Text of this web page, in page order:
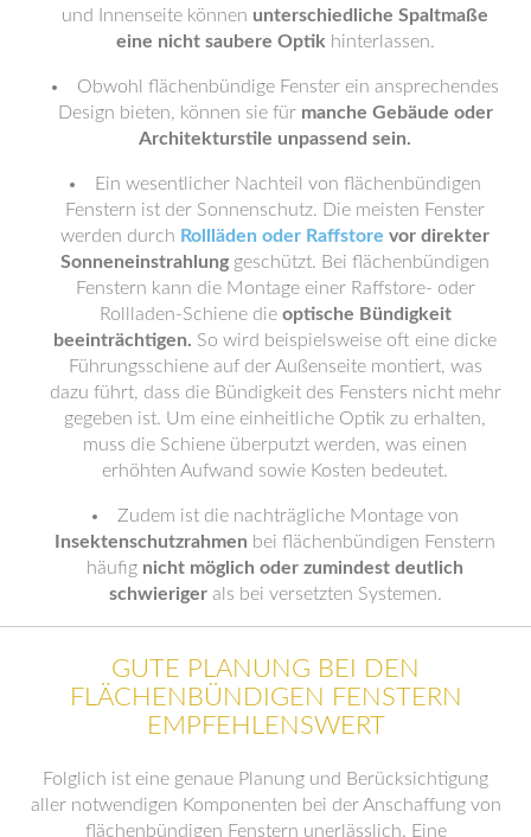
und Innenseite können unterschiedliche Spaltmaße
eine nicht saubere Optik hinterlassen.
Obwohl flächenbündige Fenster ein ansprechendes
Design bieten, können sie für manche Gebäude oder
Architekturstile unpassend sein.
Ein wesentlicher Nachteil von flächenbündigen
Fenstern ist der Sonnenschutz. Die meisten Fenster
werden durch Rollläden oder Raffstore vor direkter
Sonneneinstrahlung geschützt. Bei flächenbündigen
Fenstern kann die Montage einer Raffstore- oder
Rollladen-Schiene die optische Bündigkeit
beeinträchtigen. So wird beispielsweise oft eine dicke
Führungsschiene auf der Außenseite montiert, was
dazu führt, dass die Bündigkeit des Fensters nicht mehr
gegeben ist. Um eine einheitliche Optik zu erhalten,
muss die Schiene überputzt werden, was einen
erhöhten Aufwand sowie Kosten bedeutet.
Zudem ist die nachträgliche Montage von
Insektenschutzrahmen bei flächenbündigen Fenstern
häufig nicht möglich oder zumindest deutlich
schwierigerals bei versetzten Systemen.
GUTE PLANUNG BEI DEN
FLÄCHENBÜNDIGEN FENSTERN
EMPFEHLENSWERT
Folglich ist eine genaue Planung und Berücksichtigung
aller notwendigen Komponenten bei der Anschaffung von
flächenbündigen Fenstern unerlässlich. Eine